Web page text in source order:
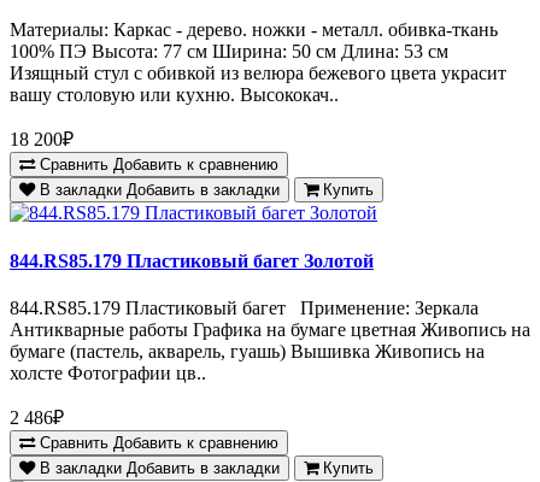
Материалы: Каркас - дерево. ножки - металл. обивка-ткань
100% ПЭ Высота: 77 см Ширина: 50 см Длина: 53 см
Изящный стул с обивкой из велюра бежевого цвета украсит
вашу столовую или кухню. Высококач..
18 200₽
Сравнить Добавить к сравнению
В закладки Добавить в закладки Купить
844.RS85.179 Пластиковый багет Золотой
844.RS85.179 Пластиковый багет Применение: Зеркала
Антикварные работы Графика на бумаге цветная Живопись на
бумаге (пастель, акварель, гуашь) Вышивка Живопись на
холсте Фотографии цв..
2 486₽
Сравнить Добавить к сравнению
В закладки Добавить в закладки Купить